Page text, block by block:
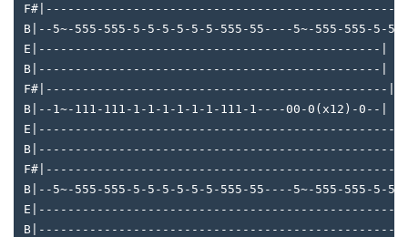
B|--5~-555-555-5-5-5-5-5-5-555-55----5~-555-555-5-
E|-----------------------------------------------|
B|-----------------------------------------------|
F#|-----------------------------------------------|
B|--1~-111-111-1-1-1-1-1-1-111-1----00-0(x12)-0--|
B|--5~-555-555-5-5-5-5-5-5-555-55----5~-555-555-5-